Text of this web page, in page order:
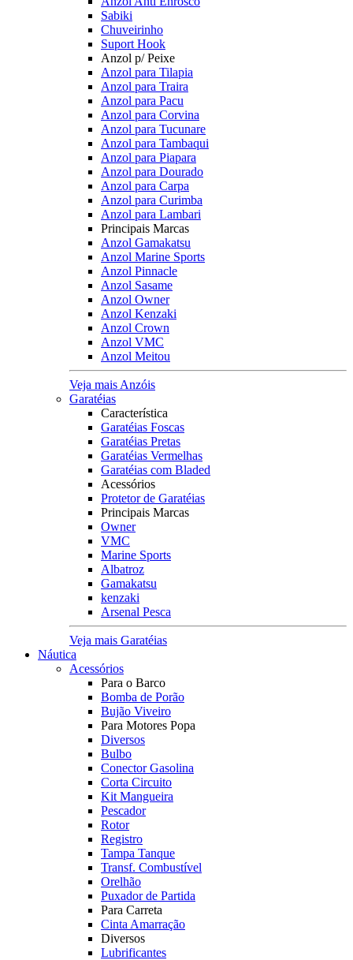
Sabiki
Chuveirinho
Suport Hook
Anzol p/ Peixe
Anzol para Tilapia
Anzol para Traira
Anzol para Pacu
Anzol para Corvina
Anzol para Tucunare
Anzol para Tambaqui
Anzol para Piapara
Anzol para Dourado
Anzol para Carpa
Anzol para Curimba
Anzol para Lambari
Principais Marcas
Anzol Gamakatsu
Anzol Marine Sports
Anzol Pinnacle
Anzol Sasame
Anzol Owner
Anzol Kenzaki
Anzol Crown
Anzol VMC
Anzol Meitou
Veja mais Anzóis
Garatéias
Característica
Garatéias Foscas
Garatéias Pretas
Garatéias Vermelhas
Garatéias com Bladed
Acessórios
Protetor de Garatéias
Principais Marcas
Owner
VMC
Marine Sports
Albatroz
Gamakatsu
kenzaki
Arsenal Pesca
Veja mais Garatéias
Náutica
Acessórios
Para o Barco
Bomba de Porão
Bujão Viveiro
Para Motores Popa
Diversos
Bulbo
Conector Gasolina
Corta Circuito
Kit Mangueira
Pescador
Rotor
Registro
Tampa Tanque
Transf. Combustível
Orelhão
Puxador de Partida
Para Carreta
Cinta Amarração
Diversos
Lubrificantes